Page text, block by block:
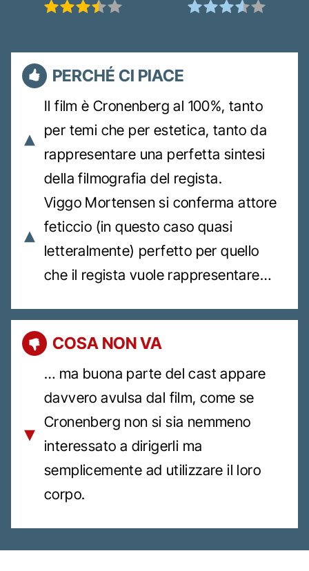
PERCHÉ CI PIACE
Il film è Cronenberg al 100%, tanto
per temi che per estetica, tanto da
rappresentare una perfetta sintesi
della filmografia del regista.
Viggo Mortensen si conferma attore
feticcio (in questo caso quasi
letteralmente) perfetto per quello
che il regista vuole rappresentare…
COSA NON VA
… ma buona parte del cast appare
davvero avulsa dal film, come se
Cronenberg non si sia nemmeno
interessato a dirigerli ma
semplicemente ad utilizzare il loro
corpo.